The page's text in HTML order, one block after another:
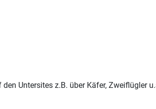
Untersites z.B. über Käfer,